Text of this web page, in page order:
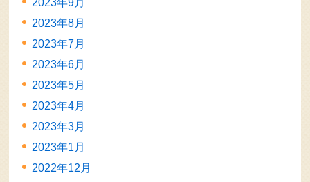
2023年8月
2023年7月
2023年6月
2023年5月
2023年4月
2023年3月
2023年1月
2022年12月